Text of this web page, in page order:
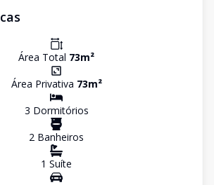
Área Total 73m²
Área Privativa 73m²
3 Dormitórios
2 Banheiros
1 Suíte